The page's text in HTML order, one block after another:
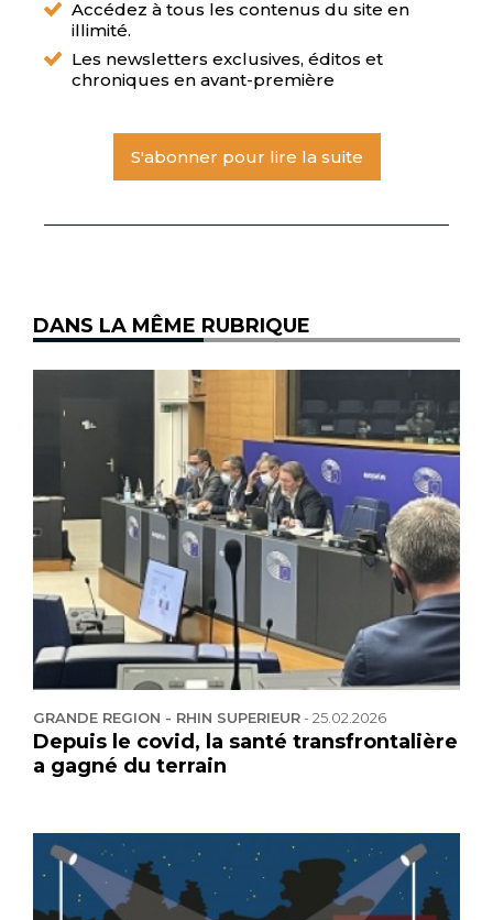
Accédez à tous les contenus du site en
illimité.
Les newsletters exclusives, éditos et
chroniques en avant-première
S'abonner pour lire la suite
DANS LA MÊME RUBRIQUE
GRANDE REGION - RHIN SUPERIEUR-25.02.2026
Depuis le covid, la santé transfrontalière
a gagné du terrain